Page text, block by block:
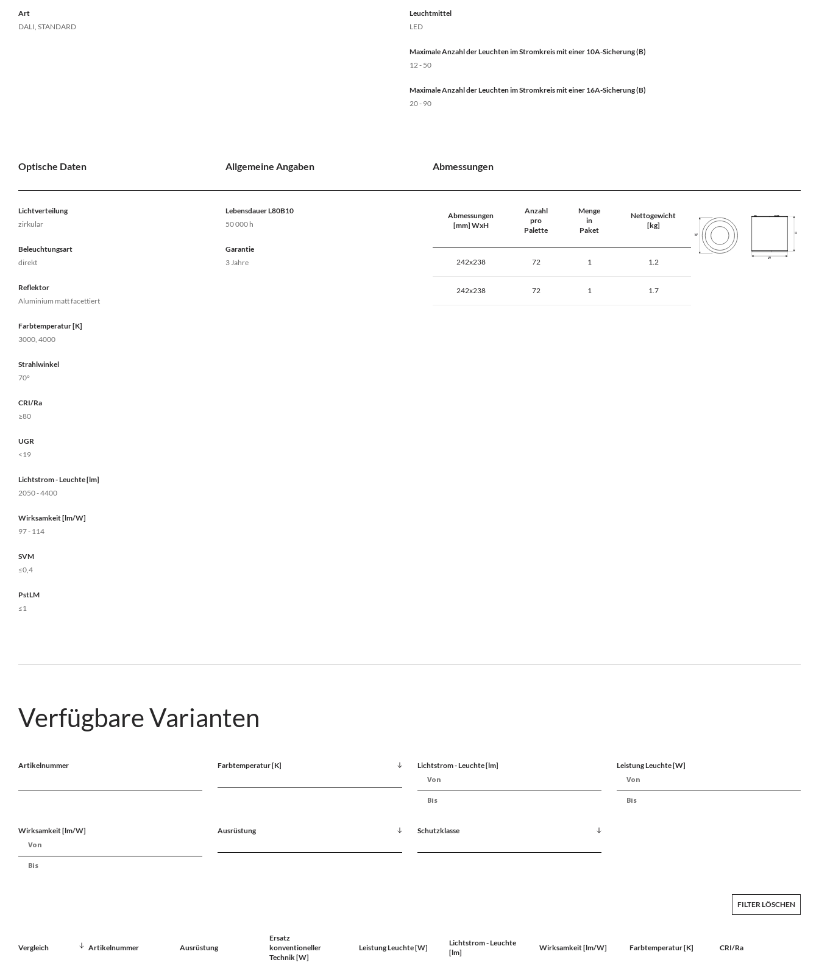
Art
DALI, STANDARD
Leuchtmittel
LED
Maximale Anzahl der Leuchten im Stromkreis mit einer 10A-Sicherung (B)
12 - 50
Maximale Anzahl der Leuchten im Stromkreis mit einer 16A-Sicherung (B)
20 - 90
Optische Daten
Lichtverteilung
zirkular
Beleuchtungsart
direkt
Reflektor
Aluminium matt facettiert
Farbtemperatur [K]
3000, 4000
Strahlwinkel
70°
CRI/Ra
≥80
UGR
<19
Lichtstrom - Leuchte [lm]
2050 - 4400
Wirksamkeit [lm/W]
97 - 114
SVM
≤0,4
PstLM
≤1
Allgemeine Angaben
Lebensdauer L80B10
50 000 h
Garantie
3 Jahre
Abmessungen
Abmessungen
[mm] WxH
Anzahl
pro
Palette
Menge
in
Paket
Nettogewicht
[kg]
242x238 72 1 1.2
242x238 72 1 1.7
Verfügbare Varianten
Artikelnummer Farbtemperatur [K] Lichtstrom - Leuchte [lm] Leistung Leuchte [W]
Wirksamkeit [lm/W] Ausrüstung Schutzklasse
FILTER LÖSCHEN
Vergleich Artikelnummer Ausrüstung
Ersatz
konventioneller
Technik [W]
Leistung Leuchte [W]
Lichtstrom - Leuchte
[lm]
Wirksamkeit [lm/W] Farbtemperatur [K] CRI/Ra